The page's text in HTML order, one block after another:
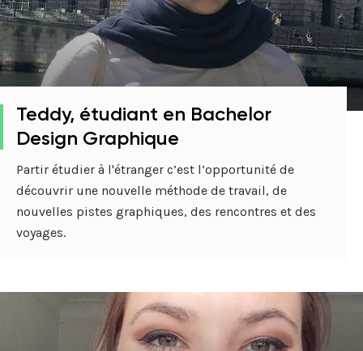
Teddy, étudiant en Bachelor
Design Graphique
Partir étudier à l'étranger c’est l’opportunité de
découvrir une nouvelle méthode de travail, de
nouvelles pistes graphiques, des rencontres et des
voyages.